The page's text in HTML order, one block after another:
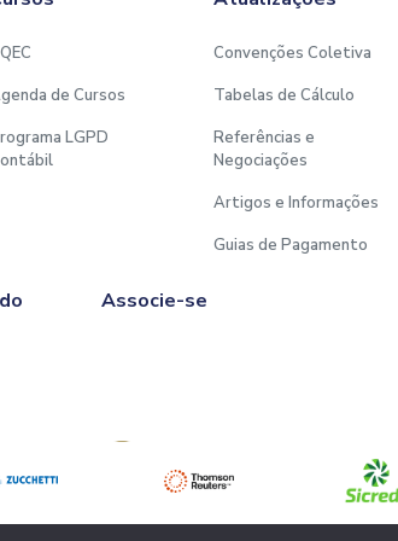
de Cursos
LGPD
Convenções Coletiva
Tabelas de Cálculo
Referências e
Negociações
Artigos e Informações
Guias de Pagamento
Associe-se